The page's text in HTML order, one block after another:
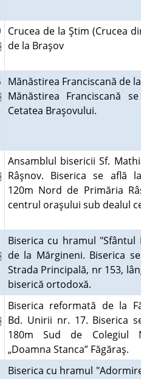
Crucea de la Ştim (Crucea
de la Braşov
Mănăstirea Franciscană de
Mănăstirea Franciscană
Cetatea Braşovului.
Ansamblul bisericii Sf.
Râşnov. Biserica se află
120m Nord de Primăria
centrul oraşului sub dealul
Biserica cu hramul "Sfântul
de la Mărgineni. Biserica
Strada Principală, nr 153,
biserică ortodoxă.
Biserica reformată de la
Bd. Unirii nr. 17. Biserica
180m Sud de Colegiul
„Doamna Stanca” Făgăraş.
Biserica cu hramul